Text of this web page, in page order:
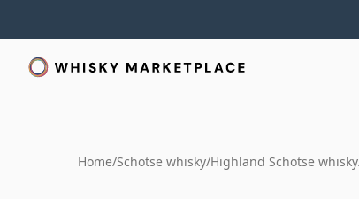
Home/Schotse whisky/Highland Schotse whisky